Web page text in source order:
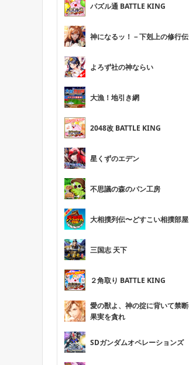
パズル通 BATTLE KING
神になるッ！－下剋上の修行伝
よろず社の神ならい
大漁！地引き網
2048改 BATTLE KING
星くずのエデン
不思議の森のパン工房
大相撲列伝〜どすこい相撲部
三国志 天下
２角取り BATTLE KING
愛の獣よ、神の掟に背いて禁
果実を貪れ
SDガンダムオペレーションズ